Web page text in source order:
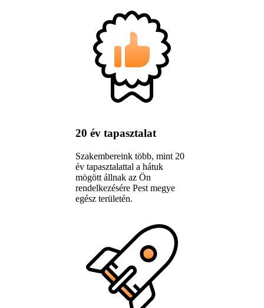
20 év tapasztalat
Szakembereink több, mint 20
év tapasztalattal a hátuk
mögött állnak az Ön
rendelkezésére Pest megye
egész területén.